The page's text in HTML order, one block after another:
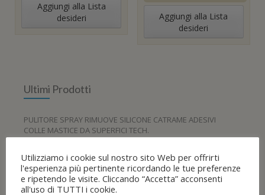
Aggiungi alla Lista
desideri
Aggiungi alla Lista
desideri
Ultimi Prodotti
PULITORE SPRAY RIMUOVE SILICONE CATRAME ADESIVI
COLLE MASTICE DA SUPERFICI TECH.
Faren - F20 - Igienizzante Spray, Trasparente - 2pezzi X
400ml
16,99€
Utilizziamo i cookie sul nostro sito Web per offrirti
l'esperienza più pertinente ricordando le tue preferenze
e ripetendo le visite. Cliccando “Accetta” acconsenti
all'uso di TUTTI i cookie.